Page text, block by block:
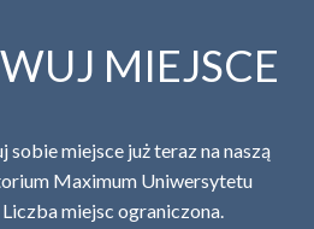
MIEJSCE
sobie miejsce już teraz na naszą
Maximum Uniwersytetu
miejsc ograniczona.